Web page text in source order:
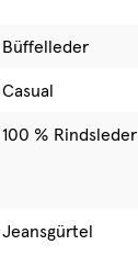
Büffelleder
Casual
100 % Rindsleder
Jeansgürtel